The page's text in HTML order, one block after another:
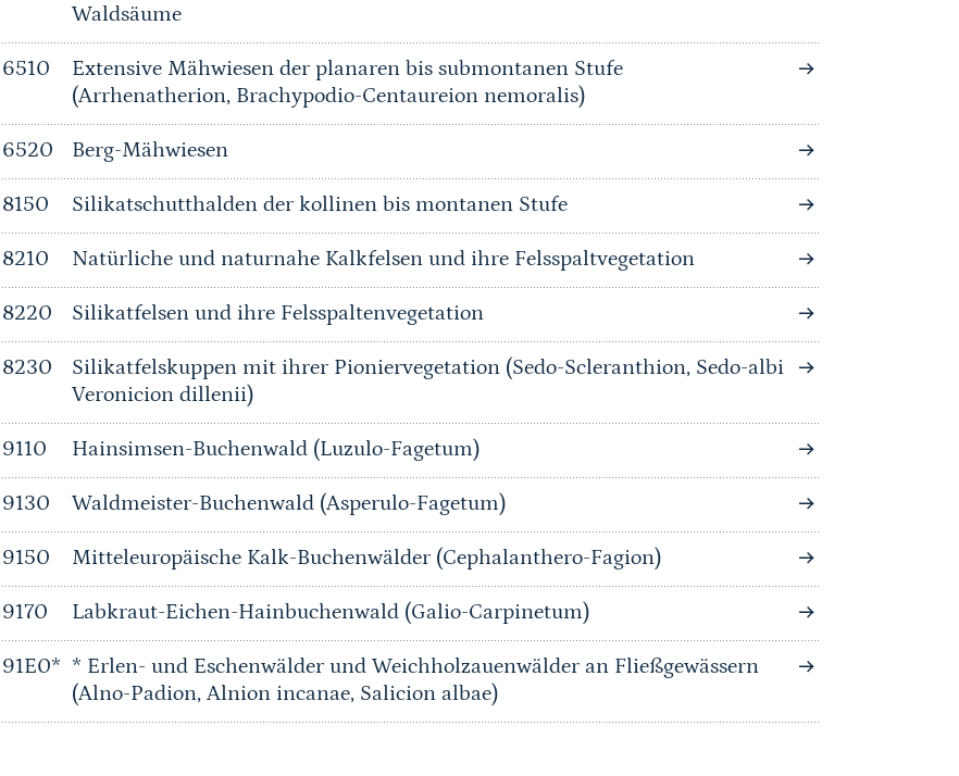
Waldsäume
6510
Extensive Mähwiesen der planaren bis submontanen Stufe
(Arrhenatherion, Brachypodio-Centaureion nemoralis)
6520 Berg-Mähwiesen
8150 Silikatschutthalden der kollinen bis montanen Stufe
8210 Natürliche und naturnahe Kalkfelsen und ihre Felsspaltvegetation
8220 Silikatfelsen und ihre Felsspaltenvegetation
8230
Silikatfelskuppen mit ihrer Pioniervegetation (Sedo-Scleranthion, Sedo-albi
Veronicion dillenii)
9110 Hainsimsen-Buchenwald (Luzulo-Fagetum)
9130 Waldmeister-Buchenwald (Asperulo-Fagetum)
9150 Mitteleuropäische Kalk-Buchenwälder (Cephalanthero-Fagion)
9170 Labkraut-Eichen-Hainbuchenwald (Galio-Carpinetum)
91E0* * Erlen- und Eschenwälder und Weichholzauenwälder an Fließgewässern
(Alno-Padion, Alnion incanae, Salicion albae)